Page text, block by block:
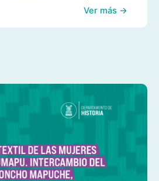
Ver más →